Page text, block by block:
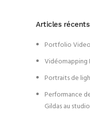
Articles récents
Portfolio
Vidéomapping
Portraits de
Performance
Gildas au